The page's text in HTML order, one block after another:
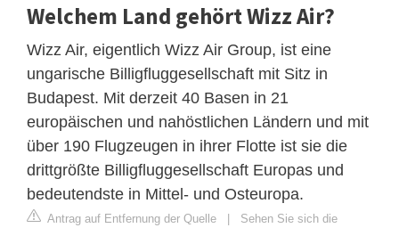
Welchem Land gehört Wizz Air?
Wizz Air, eigentlich Wizz Air Group, ist eine
ungarische Billigfluggesellschaft mit Sitz in
Budapest. Mit derzeit 40 Basen in 21
europäischen und nahöstlichen Ländern und mit
über 190 Flugzeugen in ihrer Flotte ist sie die
drittgrößte Billigfluggesellschaft Europas und
bedeutendste in Mittel- und Osteuropa.
Antrag auf Entfernung der Quelle | Sehen Sie sich die